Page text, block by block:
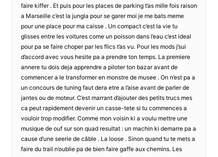
faire kiffer . Et puis pour les places de parking t’as mille fois raison
a Marseille c’est la jungla pour se garer moi je me bats meme
pour une place pour ma caisse . Un compact c’est la vie tu
glisses entre les voitures come un poisson dans l’eau c’est ideal
pour pa se faire choper par les flics t’as vu. Pour les mods j’sui
d’accord avec vous hesite pa a prendre ton temps. La premiere
annere tu dois deja apprendre a piloter ton bazar avant de
commencer a le transformer en monstre de musee . On n’est pa a
un concours de tuning faut dera etre a l’aise avant de parler de
jantes ou de moteur. C’est marrant d’ajouter des petits trucs mes
ca peut rapidement devenir un casse-tete si tu commences a
vouloir trop modifier. Comme mon voisin ki a voulu mettre une
musique de ouf sur son quad resultat : un machin ki demarre pa a
cause d’une seerie de câble . La loose . Sinon quand tu te mets a
faire du trail n’oublie pa de bien faire gaffe aux chemins. Les